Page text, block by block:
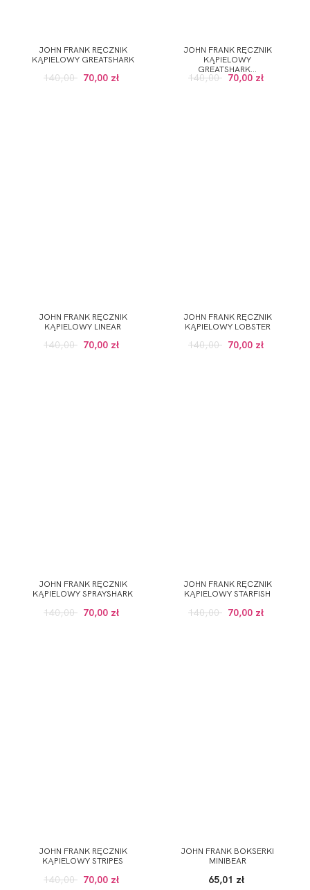
JOHN FRANK RĘCZNIK
KĄPIELOWY GREATSHARK
140,00 70,00 zł
JOHN FRANK RĘCZNIK
KĄPIELOWY
GREATSHARK...
140,00 70,00 zł
JOHN FRANK RĘCZNIK
KĄPIELOWY LINEAR
140,00 70,00 zł
JOHN FRANK RĘCZNIK
KĄPIELOWY LOBSTER
140,00 70,00 zł
JOHN FRANK RĘCZNIK
KĄPIELOWY SPRAYSHARK
140,00 70,00 zł
JOHN FRANK RĘCZNIK
KĄPIELOWY STARFISH
140,00 70,00 zł
JOHN FRANK RĘCZNIK
KĄPIELOWY STRIPES
140,00 70,00 zł
JOHN FRANK BOKSERKI
MINIBEAR
65,01 zł